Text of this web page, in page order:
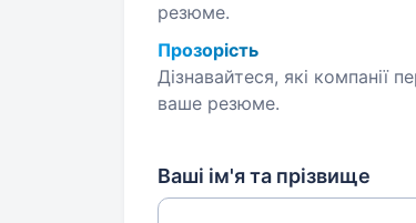
резюме.
Прозорість
Дізнавайтеся, які компанії
ваше резюме.
Ваші ім'я та прізвище